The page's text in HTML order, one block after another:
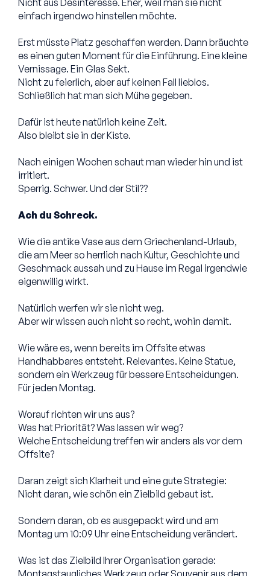
einfach irgendwo hinstellen möchte.
Erst müsste Platz geschaffen werden. Dann bräuchte
es einen guten Moment für die Einführung. Eine kleine
Vernissage. Ein Glas Sekt.
Nicht zu feierlich, aber auf keinen Fall lieblos.
Schließlich hat man sich Mühe gegeben.
Dafür ist heute natürlich keine Zeit.
Also bleibt sie in der Kiste.
Nach einigen Wochen schaut man wieder hin und ist
irritiert.
Sperrig. Schwer. Und der Stil??
Ach du Schreck.
Wie die antike Vase aus dem Griechenland-Urlaub,
die am Meer so herrlich nach Kultur, Geschichte und
Geschmack aussah und zu Hause im Regal irgendwie
eigenwillig wirkt.
Natürlich werfen wir sie nicht weg.
Aber wir wissen auch nicht so recht, wohin damit.
Wie wäre es, wenn bereits im Offsite etwas
Handhabbares entsteht. Relevantes. Keine Statue,
sondern ein Werkzeug für bessere Entscheidungen.
Für jeden Montag.
Worauf richten wir uns aus?
Was hat Priorität? Was lassen wir weg?
Welche Entscheidung treffen wir anders als vor dem
Offsite?
Daran zeigt sich Klarheit und eine gute Strategie:
Nicht daran, wie schön ein Zielbild gebaut ist.
Sondern daran, ob es ausgepackt wird und am
Montag um 10:09 Uhr eine Entscheidung verändert.
Was ist das Zielbild Ihrer Organisation gerade:
Montagstaugliches Werkzeug oder Souvenir aus dem